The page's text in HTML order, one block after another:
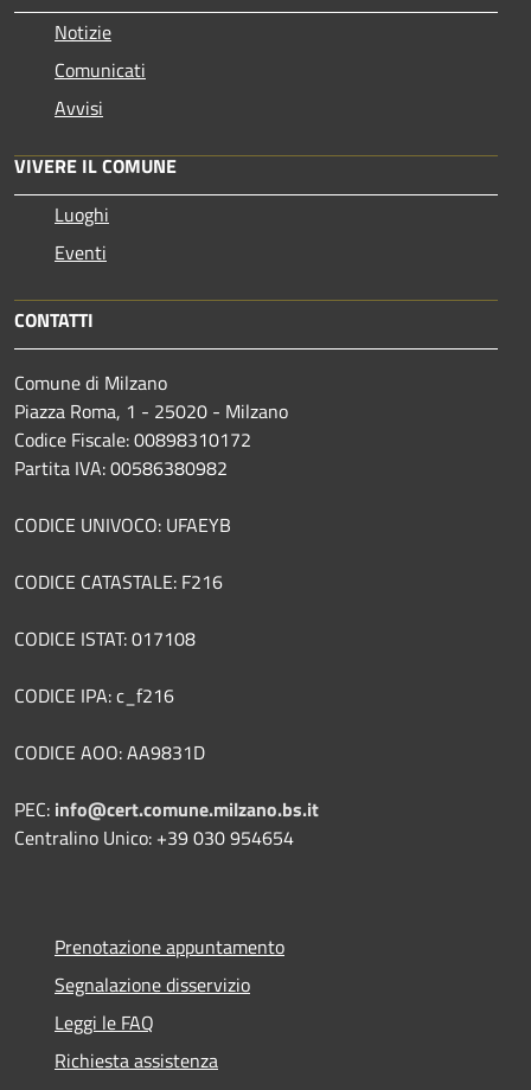
Notizie
Comunicati
Avvisi
VIVERE IL COMUNE
Luoghi
Eventi
CONTATTI
Comune di Milzano
Piazza Roma, 1 - 25020 - Milzano
Codice Fiscale: 00898310172
Partita IVA: 00586380982
CODICE UNIVOCO: UFAEYB
CODICE CATASTALE: F216
CODICE ISTAT: 017108
CODICE IPA: c_f216
CODICE AOO: AA9831D
PEC: info@cert.comune.milzano.bs.it
Centralino Unico: +39 030 954654
Prenotazione appuntamento
Segnalazione disservizio
Leggi le FAQ
Richiesta assistenza